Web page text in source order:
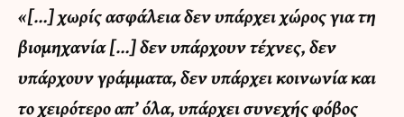
«[…] χωρίς ασφάλεια δεν υπάρχει χώρος για τη
βιομηχανία […] δεν υπάρχουν τέχνες, δεν
υπάρχουν γράμματα, δεν υπάρχει κοινωνία και
το χειρότερο απ’ όλα, υπάρχει συνεχής φόβος